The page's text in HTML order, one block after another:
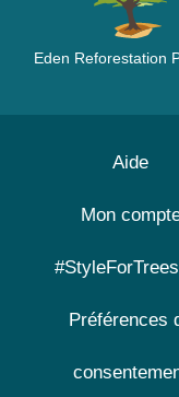
Eden Reforestation
Aide
Mon
#StyleForTrees
Préférences